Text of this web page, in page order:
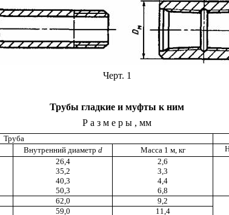
Черт. 1
Трубы гладкие и муфты к ним
Размеры , мм
Труба
Внутренний диаметр d Масса 1 м, кг
26,4 2,6
35,2 3,3
40,3 4,4
50,3 6,8
62,0 9,2
59,0
11,4